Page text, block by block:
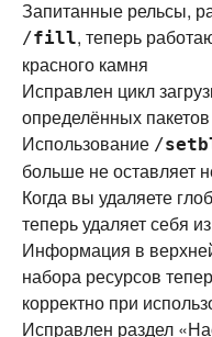
Запитанные рельсы,
/fill, теперь
красного камня
Исправлен цикл
определённых
Использование /
больше не оставляет
Когда вы удаляете
теперь удаляет себя
Информация в
набора ресурсов
корректно при
Исправлен раздел